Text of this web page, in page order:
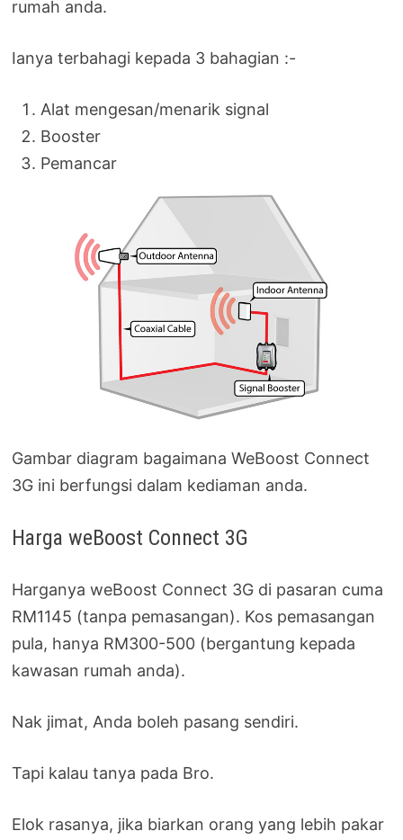
rumah anda.
Ianya terbahagi kepada 3 bahagian :-
Alat mengesan/menarik signal
Booster
Pemancar
Gambar diagram bagaimana WeBoost Connect
3G ini berfungsi dalam kediaman anda.
Harga weBoost Connect 3G
Harganya weBoost Connect 3G di pasaran cuma
RM1145 (tanpa pemasangan). Kos pemasangan
pula, hanya RM300-500 (bergantung kepada
kawasan rumah anda).
Nak jimat, Anda boleh pasang sendiri.
Tapi kalau tanya pada Bro.
Elok rasanya, jika biarkan orang yang lebih pakar